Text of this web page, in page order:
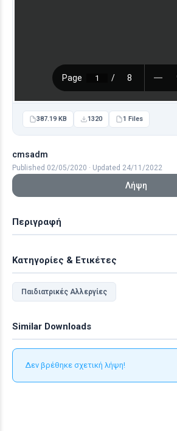
387.19 KB 1320 1 Files
cmsadm
Published 02/05/2020 · Updated 24/11/2022
Λήψη
Περιγραφή
Κατηγορίες & Ετικέτες
Παιδιατρικές Αλλεργίες
Similar Downloads
Δεν βρέθηκε σχετική λήψη!